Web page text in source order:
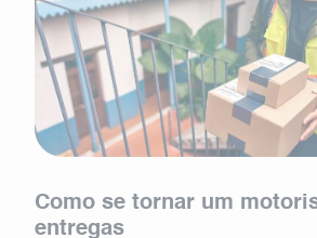
Como se tornar um motorista
entregas